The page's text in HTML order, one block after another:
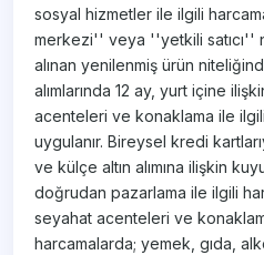
sosyal hizmetler ile ilgili
merkezi'' veya ''yetkili satıcı''
alınan yenilenmiş ürün
alımlarında 12 ay, yurt içine
acenteleri ve konaklama ile
uygulanır. Bireysel kredi
ve külçe altın alımına ilişkin
doğrudan pazarlama ile ilgili
seyahat acenteleri ve
harcamalarda; yemek, gıda,